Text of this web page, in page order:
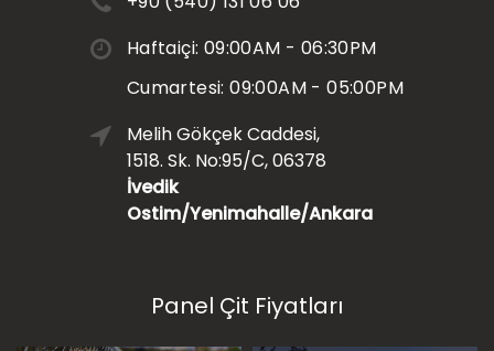
Haftaiçi: 09:00AM - 06:30PM
Cumartesi: 09:00AM - 05:00PM
Melih Gökçek Caddesi,
1518. Sk. No:95/C, 06378
İvedik
Ostim/Yenimahalle/Ankara
Panel Çit Fiyatları